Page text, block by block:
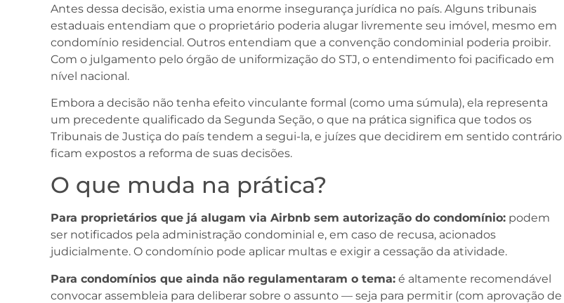
Antes dessa decisão, existia uma enorme insegurança jurídica no país. Alguns tribunais
estaduais entendiam que o proprietário poderia alugar livremente seu imóvel, mesmo em
condomínio residencial. Outros entendiam que a convenção condominial poderia proibir.
Com o julgamento pelo órgão de uniformização do STJ, o entendimento foi pacificado em
nível nacional.
Embora a decisão não tenha efeito vinculante formal (como uma súmula), ela representa
um precedente qualificado da Segunda Seção, o que na prática significa que todos os
Tribunais de Justiça do país tendem a segui-la, e juízes que decidirem em sentido contrário
ficam expostos a reforma de suas decisões.
O que muda na prática?
Para proprietários que já alugam via Airbnb sem autorização do condomínio: podem
ser notificados pela administração condominial e, em caso de recusa, acionados
judicialmente. O condomínio pode aplicar multas e exigir a cessação da atividade.
Para condomínios que ainda não regulamentaram o tema: é altamente recomendável
convocar assembleia para deliberar sobre o assunto — seja para permitir (com aprovação de